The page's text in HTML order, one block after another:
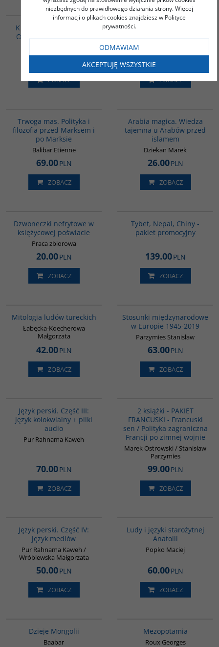
G158
Krótka historia Japonii -
Od samurajów do Sony
ZOBACZ
00301G
Liu Xiaobo
43.00
ZOBACZ
Trwoga mas. Polityka i
filozofia przed Marksem i
po Marksie
Balibar Etienne
69.00PLN
ZOBACZ
Arabia magica. Wiedza
tajemna u Arabów przed
islamem
Dziekan Marek
26.00PLN
ZOBACZ
Dzwoneczki nefrytowe w
księżycowej poświacie
Praca zbiorowa
20.00PLN
ZOBACZ
Tybet, Nepal, Chiny -
pakiet promocyjny
139.00PLN
ZOBACZ
Mitologia ludów tureckich
Łabęcka-Koecherowa
Małgorzata
42.00PLN
ZOBACZ
Stosunki międzynarodowe
w Europie 1945-2019
Parzymies Stanisław
63.00PLN
ZOBACZ
Język perski. Część III:
język kolokwialny + pliki
audio
Pur Rahnama Kaweh
70.00PLN
ZOBACZ
2 książki - PAKIET
FRANCUSKI - Francuski
sen / Polityka zagraniczna
Francji po zimnej wojnie
Marek Ostrowski / Stanisław
Parzymies
99.00PLN
ZOBACZ
Język perski. Część IV:
język mediów
Pur Rahnama Kaweh /
Wróblewska Małgorzata
50.00PLN
ZOBACZ
Ludy i języki starożytnej
Anatolii
Popko Maciej
60.00PLN
ZOBACZ
Dzieje Mongolii
Baabar
Mezopotamia
Roux Georges
niezbędnych do prawidłowego działania strony. Więcej
informacji o plikach cookies znajdziesz w Polityce
prywatności.
ODMAWIAM
AKCEPTUJĘ WSZYSTKIE